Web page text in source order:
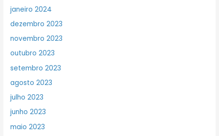
janeiro 2024
dezembro 2023
novembro 2023
outubro 2023
setembro 2023
agosto 2023
julho 2023
junho 2023
maio 2023